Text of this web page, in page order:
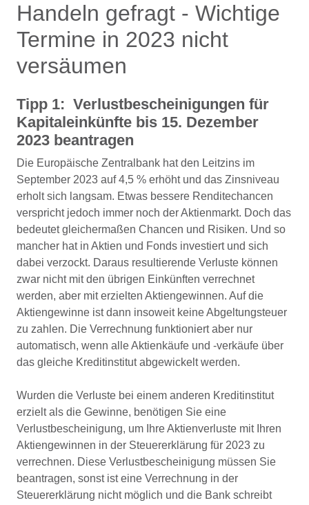
Handeln gefragt - Wichtige
Termine in 2023 nicht
versäumen
Tipp 1: Verlustbescheinigungen für
Kapitaleinkünfte bis 15. Dezember
2023 beantragen
Die Europäische Zentralbank hat den Leitzins im
September 2023 auf 4,5 % erhöht und das Zinsniveau
erholt sich langsam. Etwas bessere Renditechancen
verspricht jedoch immer noch der Aktienmarkt. Doch das
bedeutet gleichermaßen Chancen und Risiken. Und so
mancher hat in Aktien und Fonds investiert und sich
dabei verzockt. Daraus resultierende Verluste können
zwar nicht mit den übrigen Einkünften verrechnet
werden, aber mit erzielten Aktiengewinnen. Auf die
Aktiengewinne ist dann insoweit keine Abgeltungsteuer
zu zahlen. Die Verrechnung funktioniert aber nur
automatisch, wenn alle Aktienkäufe und -verkäufe über
das gleiche Kreditinstitut abgewickelt werden.
Wurden die Verluste bei einem anderen Kreditinstitut
erzielt als die Gewinne, benötigen Sie eine
Verlustbescheinigung, um Ihre Aktienverluste mit Ihren
Aktiengewinnen in der Steuererklärung für 2023 zu
verrechnen. Diese Verlustbescheinigung müssen Sie
beantragen, sonst ist eine Verrechnung in der
Steuererklärung nicht möglich und die Bank schreibt